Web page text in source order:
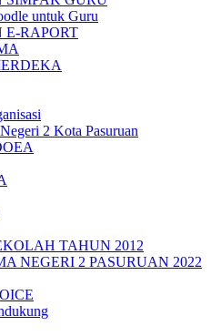
untuk Guru
E-RAPORT
2 Kota Pasuruan
TAHUN 2012
NEGERI 2 PASURUAN 2022